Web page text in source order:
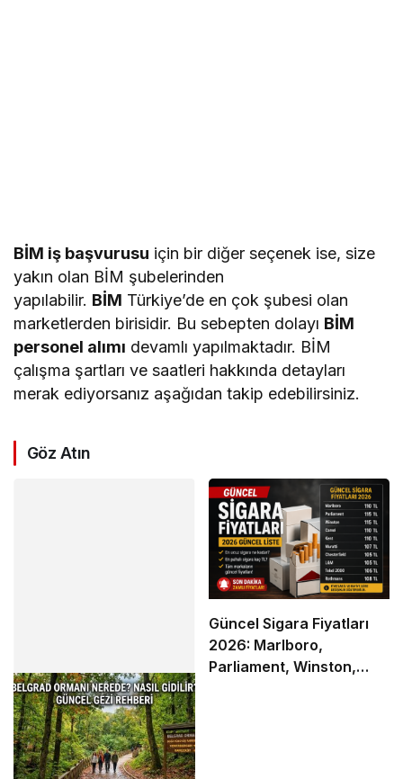
BİM iş başvurusu için bir diğer seçenek ise, size
yakın olan BİM şubelerinden
yapılabilir. BİM Türkiye’de en çok şubesi olan
marketlerden birisidir. Bu sebepten dolayı BİM
personel alımı devamlı yapılmaktadır. BİM
çalışma şartları ve saatleri hakkında detayları
merak ediyorsanız aşağıdan takip edebilirsiniz.
Göz Atın
Güncel Sigara Fiyatları
2026: Marlboro,
Parliament, Winston,